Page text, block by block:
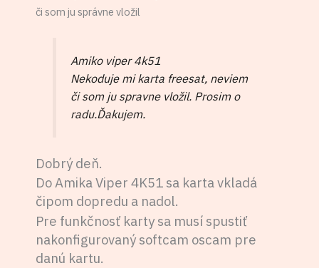
či som ju správne vložil
Amiko viper 4k51
Nekoduje mi karta freesat, neviem
či som ju spravne vložil. Prosim o
radu.Ďakujem.
Dobrý deň.
Do Amika Viper 4K51 sa karta vkladá
čipom dopredu a nadol.
Pre funkčnosť karty sa musí spustiť
nakonfigurovaný softcam oscam pre
danú kartu.